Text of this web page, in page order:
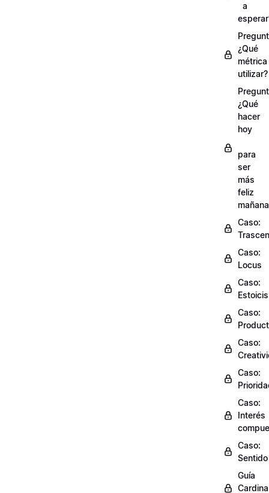
a
¿Qué
métrica
utilizar?
¿Qué
hacer
hoy
para
ser
más
feliz
Caso:
Caso:
Locus
Caso:
Caso:
Caso:
Caso:
Caso:
Interés
Caso:
Sentido
Guía